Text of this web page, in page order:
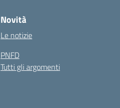
Novità
Le notizie
PNFD
Tutti gli argomenti